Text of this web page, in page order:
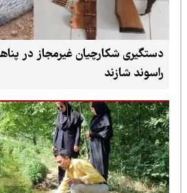
دستگیری شکارچیان غیرمجاز در
راسوند شازند